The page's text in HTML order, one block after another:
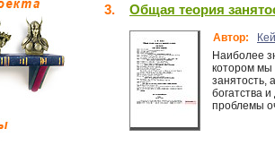
3. Общая теория
Автор:
Наиболее
котором мы
занятость,
богатства
проблемы